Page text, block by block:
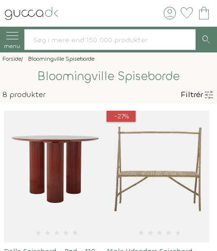
account_circle favorite shopping_bag
menu search
Forside Bloomingville Spiseborde
Bloomingville Spiseborde
8 produkter Filtrértune
-27%